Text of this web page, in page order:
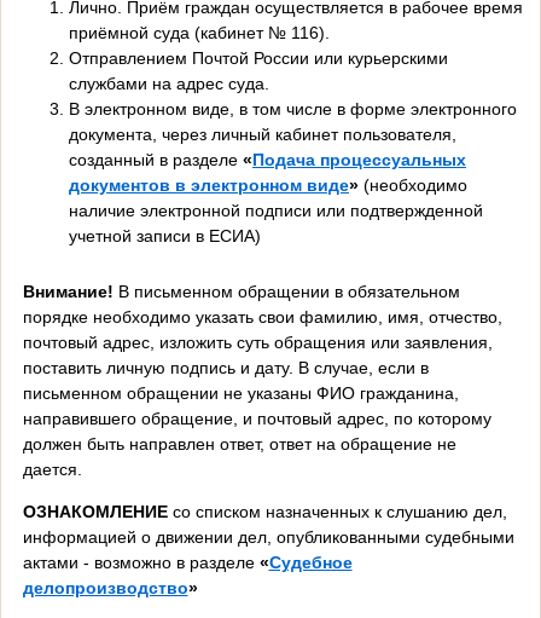
Лично. Приём граждан осуществляется в рабочее время
приёмной суда (кабинет № 116).
Отправлением Почтой России или курьерскими
службами на адрес суда.
В электронном виде, в том числе в форме электронного
документа, через личный кабинет пользователя,
созданный в разделе «Подача процессуальных
документов в электронном виде» (необходимо
наличие электронной подписи или подтвержденной
учетной записи в ЕСИА)
Внимание! В письменном обращении в обязательном
порядке необходимо указать свои фамилию, имя, отчество,
почтовый адрес, изложить суть обращения или заявления,
поставить личную подпись и дату. В случае, если в
письменном обращении не указаны ФИО гражданина,
направившего обращение, и почтовый адрес, по которому
должен быть направлен ответ, ответ на обращение не
дается.
ОЗНАКОМЛЕНИЕ со списком назначенных к слушанию дел,
информацией о движении дел, опубликованными судебными
актами - возможно в разделе «Судебное
делопроизводство»